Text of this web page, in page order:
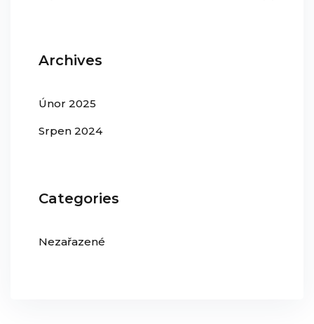
Archives
Únor 2025
Srpen 2024
Categories
Nezařazené